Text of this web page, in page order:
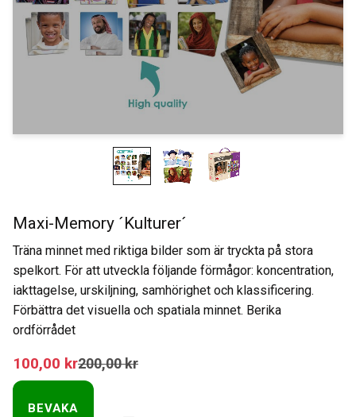
Maxi-Memory ´Kulturer´
Träna minnet med riktiga bilder som är tryckta på stora
spelkort. För att utveckla följande förmågor: koncentration,
iakttagelse, urskiljning, samhörighet och klassificering.
Förbättra det visuella och spatiala minnet. Berika
ordförrådet
Nedsatt pris:
100,00 krOrdinarie pris:
200,00kr
BEVAKA